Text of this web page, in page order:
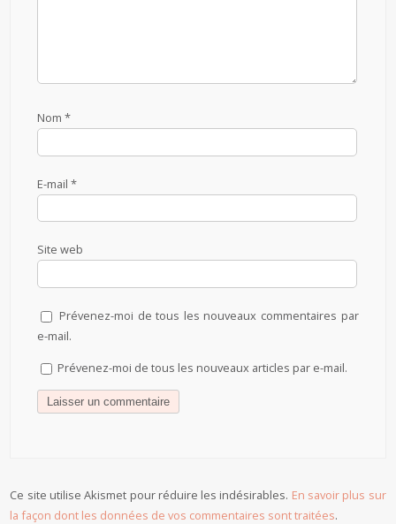
Nom*
E-mail*
Site web
Prévenez-moi de tous les nouveaux commentaires par
e-mail.
Prévenez-moi de tous les nouveaux articles par e-mail.
Ce site utilise Akismet pour réduire les indésirables. En savoir plus sur
la façon dont les données de vos commentaires sont traitées.